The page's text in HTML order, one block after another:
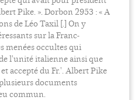
Pike. ». Dorbon 2953 : « A
de Léo Taxil [.] On y
sur la Franc-
menées occultes qui
l'unité italienne ainsi que
accepté du Fr.'. Albert Pike
documents
commun.